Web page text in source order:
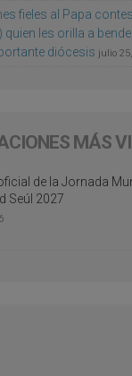
fieles al Papa
les orilla a
diócesis julio
MÁS
de la Jornada
Seúl 2027